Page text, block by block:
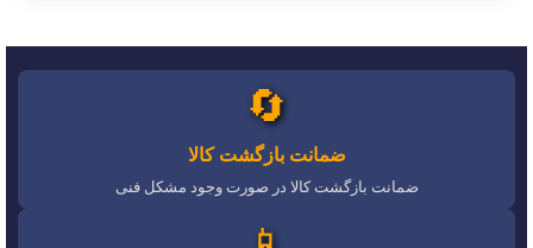
🔄
ضمانت بازگشت کالا
ضمانت بازگشت کالا در صورت وجود مشکل فنی